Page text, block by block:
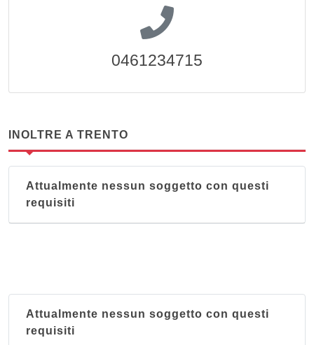
0461234715
INOLTRE A TRENTO
Attualmente nessun soggetto con questi
requisiti
Attualmente nessun soggetto con questi
requisiti